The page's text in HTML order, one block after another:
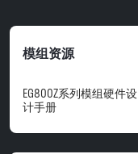
模组资源
EG800Z系列模组硬件设
计手册